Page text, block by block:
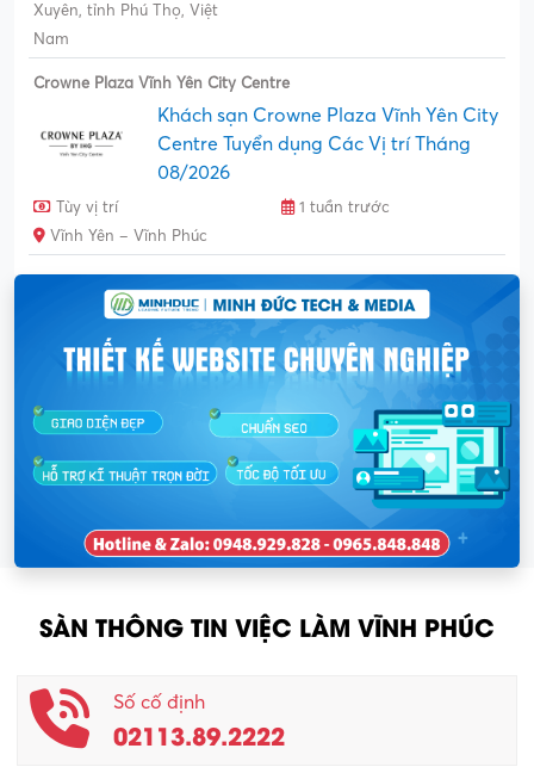
Xuyên, tỉnh Phú Thọ, Việt
Nam
Crowne Plaza Vĩnh Yên City Centre
Khách sạn Crowne Plaza Vĩnh Yên City
Centre Tuyển dụng Các Vị trí Tháng
08/2026
Tùy vị trí
1 tuần trước
Vĩnh Yên – Vĩnh Phúc
SÀN THÔNG TIN VIỆC LÀM VĨNH PHÚC
Số cố định
02113.89.2222